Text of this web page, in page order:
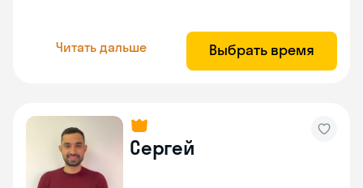
Читать дальше Выбрать время
Сергей